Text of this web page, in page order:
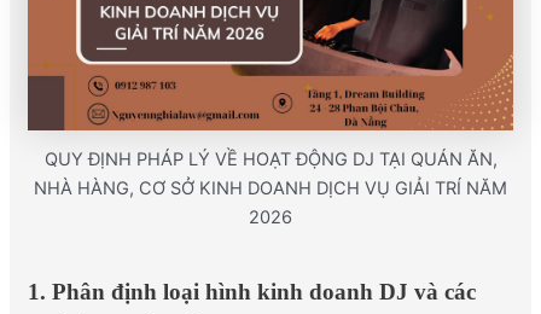
QUY ĐỊNH PHÁP LÝ VỀ HOẠT ĐỘNG DJ TẠI QUÁN ĂN,
NHÀ HÀNG, CƠ SỞ KINH DOANH DỊCH VỤ GIẢI TRÍ NĂM
2026
1. Phân định loại hình kinh doanh DJ và các